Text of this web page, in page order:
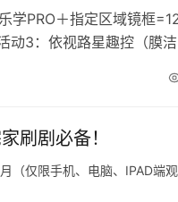
学PRO＋指定区域镜框
动3：依视路星趣控（膜
刷剧必备！
（仅限手机、电脑、IPAD端观